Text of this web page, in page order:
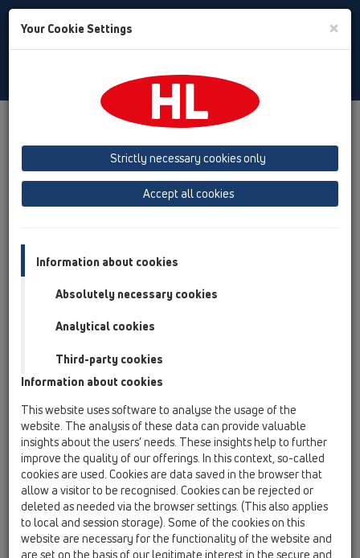
Toggle
přehled produktů 13 Podlahy
svisle
HL317 HL317H
Výrobky
HL317H
Podlahová vpust DN50/75/110
se svislým odtokem s asfaltovou
manžetou, ZU standard - vodní,
plast 147x147mm/nerez
138x138mm, sítko
Your Cookie Settings ×
Strictly necessary cookies only
Accept all cookies
Information about cookies
Absolutely necessary cookies
Analytical cookies
Third-party cookies
Information about cookies
This website uses software to analyse the usage of the
website. The analysis of these data can provide valuable
insights about the users’ needs. These insights help to further
improve the quality of our offerings. In this context, so-called
cookies are used. Cookies are data saved in the browser that
allow a visitor to be recognised. Cookies can be rejected or
deleted as needed via the browser settings. (This also applies
to local and session storage). Some of the cookies on this
website are necessary for the functionality of the website and
are set on the basis of our legitimate interest in the secure and